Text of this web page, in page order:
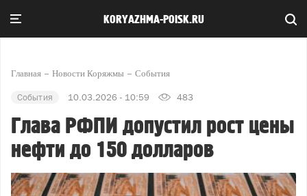
KORYAZHMA-POISK.RU
Главная Новости Коряжмы События
События 10.03.2026 - 10:59 483
Глава РФПИ допустил рост цены
нефти до 150 долларов